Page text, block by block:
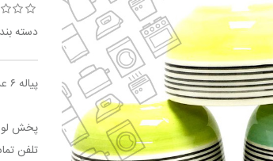
دسته
پياله ٦ عددی
پخش لوازم
تلفن تماس: 02155005654 -